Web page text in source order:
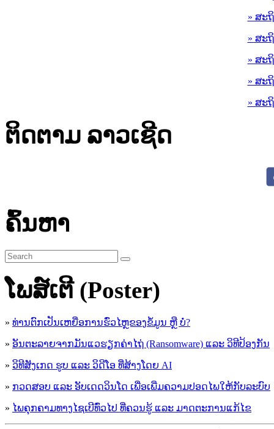
» ສະ
» ສະ
» ສະ
» ສະ
» ສະ
ຕິດຕາມ ລາວເຊີດ
ຄົ້ນຫາ
ໂພສ໌ເຕີ (Poster)
» ທ່ານຕົກເປັນເຫຍື່ອການຮົ່ວໄຫຼຂອງຂໍ້ມູນ ຫຼື ບໍ່?
» ອັນຕະລາຍຈາກມັນແວຮຽກຄ່າໄຖ່ (Ransomware) ແລະ ວິທີປ້ອງກັນ
» ວິທີສັງເກດ ຮູບ ແລະ ວິດີໂອ ທີ່ສ້າງໂດຍ AI
» ກວດສອບ ແລະ ອັບເດດວິນໂດ ເພື່ອເພີ່ມຄວາມປອດໄພໃຫ້ກັບລະບົບ
» ໄພຄຸກຄາມທາງໄຊເບີທົ່ວໄປ ທີ່ຄວນຮູ້ ແລະ ມາດຕະການແກ້ໄຂ